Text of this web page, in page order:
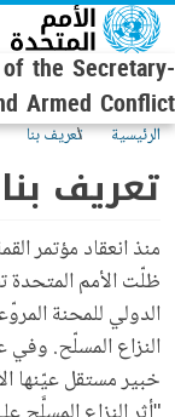
to main content
the Secretary-
Armed Conflict
الرئيسية تعريف بنا
تعريف بنا
ظلّت الأمم المتحدة
الدولي للمحنة
خبير مستقل عيّنها